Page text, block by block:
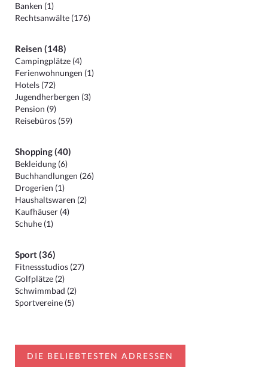
Banken (1)
Rechtsanwälte (176)
Reisen (148)
Campingplätze (4)
Ferienwohnungen (1)
Hotels (72)
Jugendherbergen (3)
Pension (9)
Reisebüros (59)
Shopping (40)
Bekleidung (6)
Buchhandlungen (26)
Drogerien (1)
Haushaltswaren (2)
Kaufhäuser (4)
Schuhe (1)
Sport (36)
Fitnessstudios (27)
Golfplätze (2)
Schwimmbad (2)
Sportvereine (5)
DIE BELIEBTESTEN ADRESSEN